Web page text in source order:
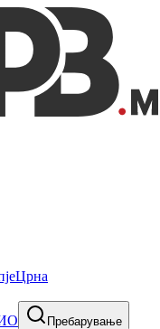
Црна
Пребарување